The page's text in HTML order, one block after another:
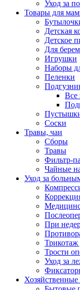
Уход за
Товары для
Детская
Детское
Для
Игрушки
Наборы
Пеленки
Все
Соски
Травы, чаи
Сборы
Травы
Фильтр-
Чайные
Уход за
При
Трикотаж
Трости
Уход за